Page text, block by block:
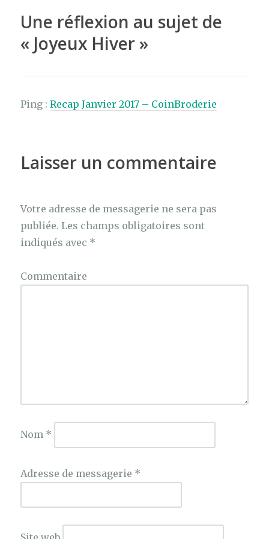
o
k
Une réflexion au sujet de
« Joyeux Hiver »
Ping :Recap Janvier 2017 – CoinBroderie
Laisser un commentaire
Votre adresse de messagerie ne sera pas
publiée. Les champs obligatoires sont
indiqués avec *
Commentaire
Nom *
Adresse de messagerie *